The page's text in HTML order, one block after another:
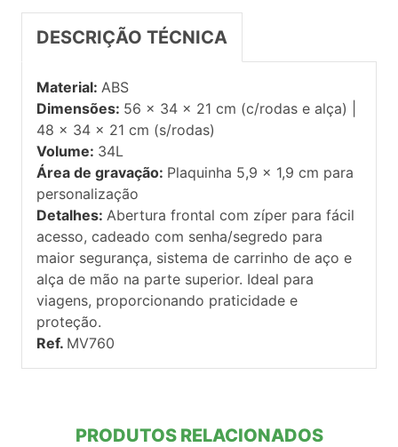
DESCRIÇÃO TÉCNICA
Material: ABS
Dimensões: 56 x 34 x 21 cm (c/rodas e alça) |
48 x 34 x 21 cm (s/rodas)
Volume: 34L
Área de gravação: Plaquinha 5,9 x 1,9 cm para
personalização
Detalhes: Abertura frontal com zíper para fácil
acesso, cadeado com senha/segredo para
maior segurança, sistema de carrinho de aço e
alça de mão na parte superior. Ideal para
viagens, proporcionando praticidade e
proteção.
Ref. MV760
PRODUTOS RELACIONADOS